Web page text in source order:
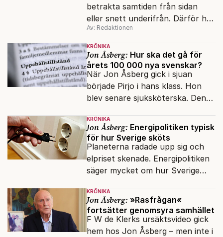
betrakta samtiden från sidan
eller snett underifrån. Därför har
mina reportage ofta handlat om
minoriteter och
värderingskonflikter, säger Lars
Åberg, ny krönikör på Fokus.
Av: Redaktionen
KRÖNIKA
Jon Åsberg: Hur ska det gå för
årets 100 000 nya svenskar?
När Jon Åsberg gick i sjuan
började Pirjo i hans klass. Hon
blev senare sjuksköterska. Den
för många av dagens nya
svenskar.
KRÖNIKA
Jon Åsberg: Energipolitiken typisk
för hur Sverige sköts
Planeterna radade upp sig och
elpriset skenade. Energipolitiken
säger mycket om hur Sverige
KRÖNIKA
Jon Åsberg: »Rasfrågan«
fortsätter genomsyra samhället
F W de Klerks ursäktsvideo gick
hem hos Jon Åsberg – men inte i